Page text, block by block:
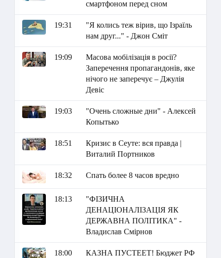
смартфоном перед сном
19:31
"Я колись теж вірив, що Ізраїль
нам друг..." - Джон Сміт
19:09
Масова мобілізація в росії?
Заперечення пропагандонів, яке
нічого не заперечує – Джулія
Девіс
19:03
"Очень сложные дни" - Алексей
Копытько
18:51
Кризис в Сеуте: вся правда |
Виталий Портников
18:32 Спать более 8 часов вредно
18:13
"ФІЗИЧНА
ДЕНАЦІОНАЛІЗАЦІЯ ЯК
ДЕРЖАВНА ПОЛІТИКА" -
Владислав Смірнов
18:00
КАЗНА ПУСТЕЕТ! Бюджет РФ